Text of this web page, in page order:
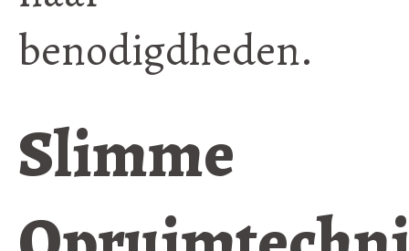
benodigdheden.
Slimme